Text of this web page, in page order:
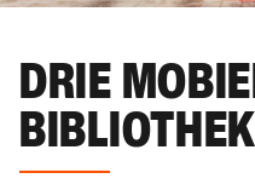
DRIE